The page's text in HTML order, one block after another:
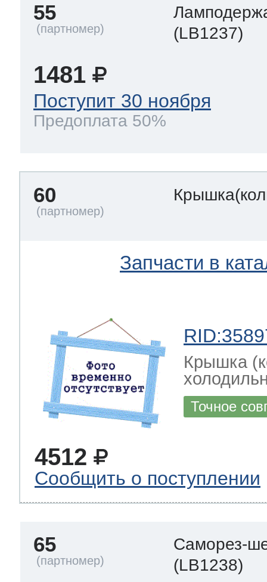
55
(LB1237)
1481
Поступит 30 ноября
Предоплата 50%
60
Запчасти в
Крышка
Точное
4512
Сообщить о поступлении
65
Саморез-
(LB1238)